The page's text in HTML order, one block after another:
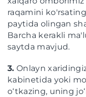
raqamini
paytida olingan
Barcha kerakli
saytda mavjud.
3. Onlayn
kabinetida yoki
oʻtkazing, uning